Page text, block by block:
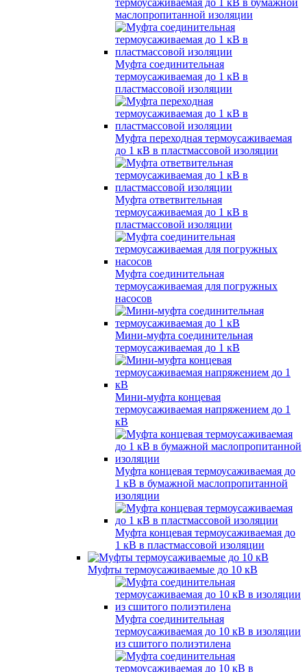
термоусаживаемая до 1 кВ в бумажной
маслопропитанной изоляции
Муфта соединительная
термоусаживаемая до 1 кВ в
пластмассовой изоляции
Муфта переходная термоусаживаемая
до 1 кВ в пластмассовой изоляции
Муфта ответвительная
термоусаживаемая до 1 кВ в
пластмассовой изоляции
Муфта соединительная
термоусаживаемая для погружных
насосов
Мини-муфта соединительная
термоусаживаемая до 1 кВ
Мини-муфта концевая
термоусаживаемая напряжением до 1
кВ
Муфта концевая термоусаживаемая до
1 кВ в бумажной маслопропитанной
изоляции
Муфта концевая термоусаживаемая до
1 кВ в пластмассовой изоляции
Муфты термоусаживаемые до 10 кВ
Муфта соединительная
термоусаживаемая до 10 кВ в изоляции
из сшитого полиэтилена